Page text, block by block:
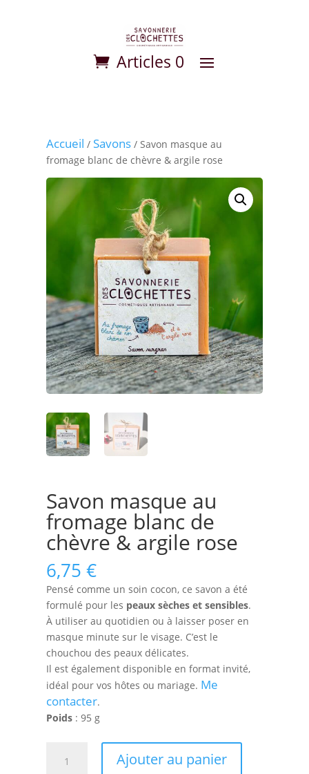
Articles 0
Accueil / Savons / Savon masque au
fromage blanc de chèvre & argile rose
Savon masque au
fromage blanc de
chèvre & argile rose
6,75€
Pensé comme un soin cocon, ce savon a été
formulé pour les peaux sèches et sensibles.
À utiliser au quotidien ou à laisser poser en
masque minute sur le visage. C’est le
chouchou des peaux délicates.
Il est également disponible en format invité,
idéal pour vos hôtes ou mariage. Me
contacter.
Poids : 95 g
Ajouter au panier